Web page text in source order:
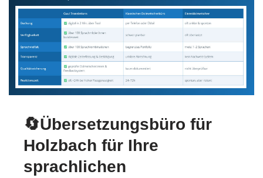
🔄Übersetzungsbüro für
Holzbach für Ihre
sprachlichen